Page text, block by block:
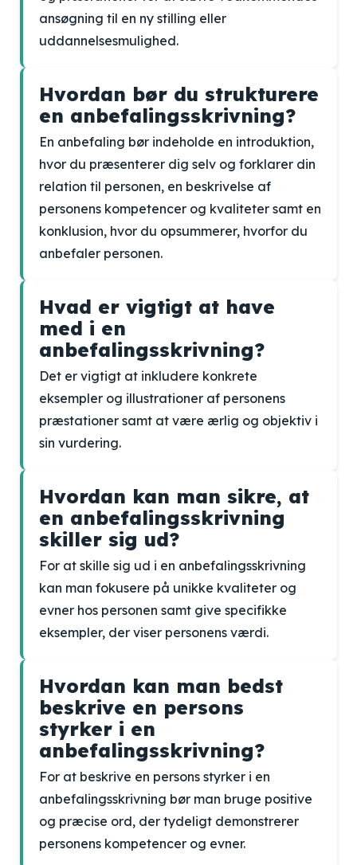
ansøgning til en ny stilling eller
uddannelsesmulighed.
Hvordan bør du strukturere
en anbefalingsskrivning?
En anbefaling bør indeholde en introduktion,
hvor du præsenterer dig selv og forklarer din
relation til personen, en beskrivelse af
personens kompetencer og kvaliteter samt en
konklusion, hvor du opsummerer, hvorfor du
anbefaler personen.
Hvad er vigtigt at have
med i en
anbefalingsskrivning?
Det er vigtigt at inkludere konkrete
eksempler og illustrationer af personens
præstationer samt at være ærlig og objektiv i
sin vurdering.
Hvordan kan man sikre, at
en anbefalingsskrivning
skiller sig ud?
For at skille sig ud i en anbefalingsskrivning
kan man fokusere på unikke kvaliteter og
evner hos personen samt give specifikke
eksempler, der viser personens værdi.
Hvordan kan man bedst
beskrive en persons
styrker i en
anbefalingsskrivning?
For at beskrive en persons styrker i en
anbefalingsskrivning bør man bruge positive
og præcise ord, der tydeligt demonstrerer
personens kompetencer og evner.